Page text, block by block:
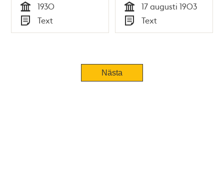
Tid
1930
Typ
Text Tid
17 augusti 1903
Typ
Text
Nästa